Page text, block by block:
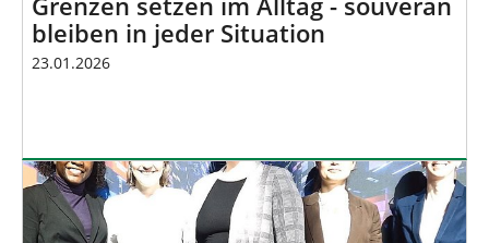
bleiben in jeder Situation
23.01.2026